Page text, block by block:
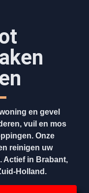
en gevel
vuil en mos
Onze
reinigen uw
Actief in Brabant,
Holland.